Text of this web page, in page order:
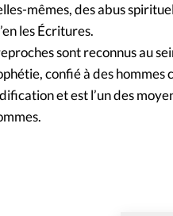
mêmes, des abus
les Écritures.
sont reconnus au
confié à des
et est l’un des